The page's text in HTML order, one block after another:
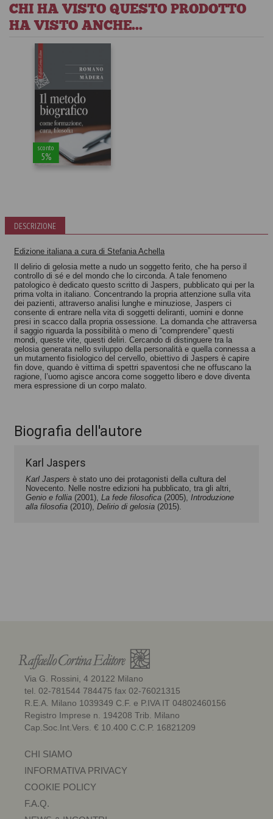
CHI HA VISTO QUESTO PRODOTTO
HA VISTO ANCHE...
sconto
5%
Il metodo
biografico
Romano Màdera
DESCRIZIONE
Edizione italiana a cura di Stefania Achella
Il delirio di gelosia mette a nudo un soggetto ferito, che ha perso il
controllo di sé e del mondo che lo circonda. A tale fenomeno
patologico è dedicato questo scritto di Jaspers, pubblicato qui per la
prima volta in italiano. Concentrando la propria attenzione sulla vita
dei pazienti, attraverso analisi lunghe e minuziose, Jaspers ci
consente di entrare nella vita di soggetti deliranti, uomini e donne
presi in scacco dalla propria ossessione. La domanda che attraversa
il saggio riguarda la possibilità o meno di “comprendere” questi
mondi, queste vite, questi deliri. Cercando di distinguere tra la
gelosia generata nello sviluppo della personalità e quella connessa a
un mutamento fisiologico del cervello, obiettivo di Jaspers è capire
fin dove, quando è vittima di spettri spaventosi che ne offuscano la
ragione, l’uomo agisce ancora come soggetto libero e dove diventa
mera espressione di un corpo malato.
Biografia dell'autore
Karl Jaspers
Karl Jaspers è stato uno dei protagonisti della cultura del
Novecento. Nelle nostre edizioni ha pubblicato, tra gli altri,
Genio e follia (2001), La fede filosofica (2005), Introduzione
alla filosofia (2010), Delirio di gelosia (2015).
Via G. Rossini, 4 20122 Milano
tel. 02-781544 784475 fax 02-76021315
R.E.A. Milano 1039349 C.F. e P.IVA IT 04802460156
Registro Imprese n. 194208 Trib. Milano
Cap.Soc.Int.Vers. € 10.400 C.C.P. 16821209
CHI SIAMO
INFORMATIVA PRIVACY
COOKIE POLICY
F.A.Q.